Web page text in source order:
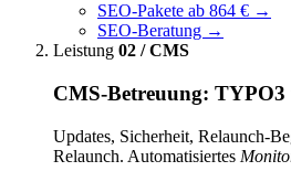
SEO-Pakete ab 864 € →
SEO-Beratung →
Leistung 02 / CMS
CMS-Betreuung: TYPO3
Updates, Sicherheit, Relaunch-
Relaunch. Automatisiertes